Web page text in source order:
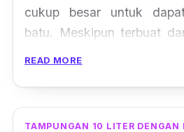
cukup besar untuk
batu. Meskipun terbuat
READ MORE
TAMPUNGAN 10 LITER DENGAN